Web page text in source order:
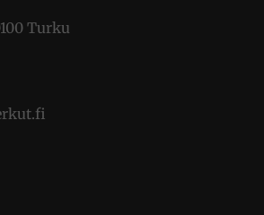
Turku